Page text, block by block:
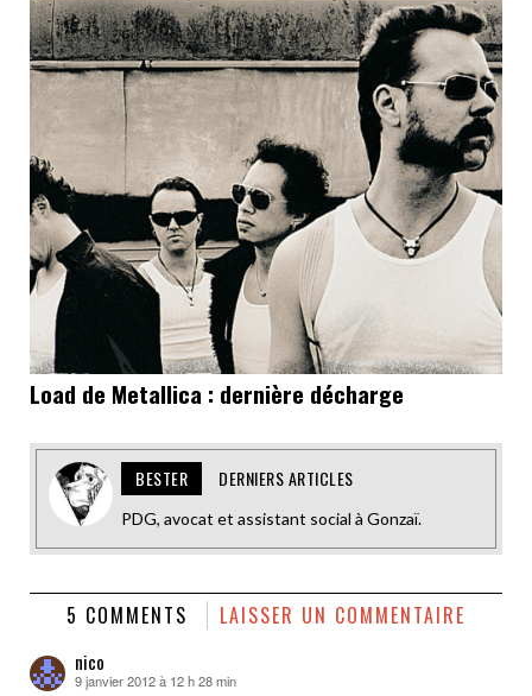
Load de Metallica : dernière décharge
BESTER DERNIERS ARTICLES
PDG, avocat et assistant social à Gonzaï.
5 COMMENTS LAISSER UN COMMENTAIRE
nico
dit :
9 janvier 2012 à 12 h 28 min